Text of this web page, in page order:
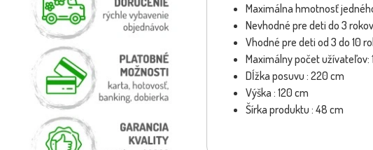
Maximálna hmotnosť
Nevhodné pre deti do 3
Vhodné pre deti od 3 do 10
Maximálny počet užívateľov: 1
Dĺžka posuvu : 220 cm
Výška : 120 cm
Šírka produktu : 48 cm